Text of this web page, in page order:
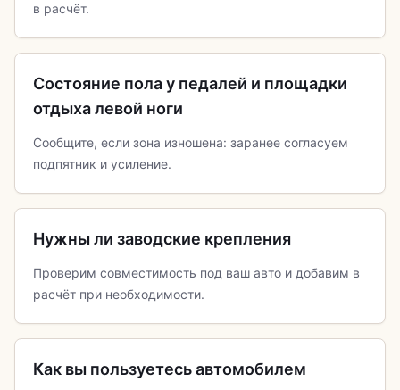
в расчёт.
Состояние пола у педалей и площадки
отдыха левой ноги
Сообщите, если зона изношена: заранее согласуем
подпятник и усиление.
Нужны ли заводские крепления
Проверим совместимость под ваш авто и добавим в
расчёт при необходимости.
Как вы пользуетесь автомобилем